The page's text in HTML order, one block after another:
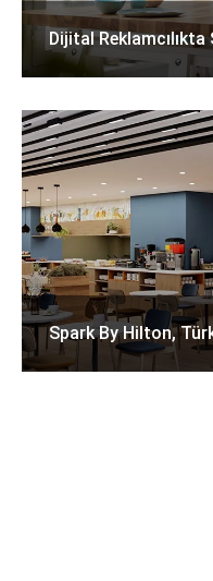
Dijital
Spark By Hilton,